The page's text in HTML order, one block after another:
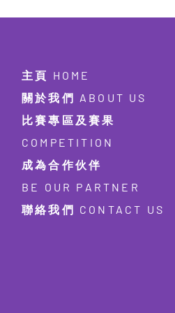
主頁 HOME
關於我們 ABOUT US
比賽專區及賽果
COMPETITION
成為合作伙伴
BE OUR PARTNER
聯絡我們 CONTACT US